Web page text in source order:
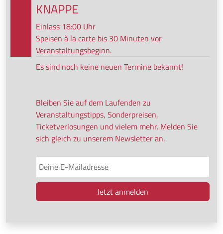
KNAPPE
Einlass 18:00 Uhr
Speisen à la carte bis 30 Minuten vor
Veranstaltungsbeginn.
Es sind noch keine neuen Termine bekannt!
Bleiben Sie auf dem Laufenden zu
Veranstaltungstipps, Sonderpreisen,
Ticketverlosungen und vielem mehr. Melden Sie
sich gleich zu unserem Newsletter an.